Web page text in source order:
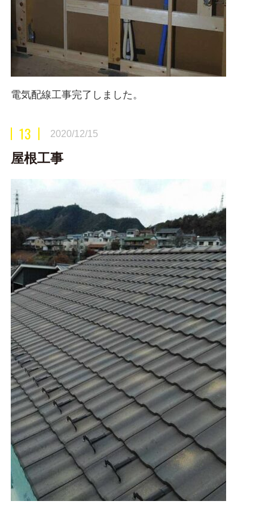
電気配線工事完了しました。
13 2020/12/15
屋根工事